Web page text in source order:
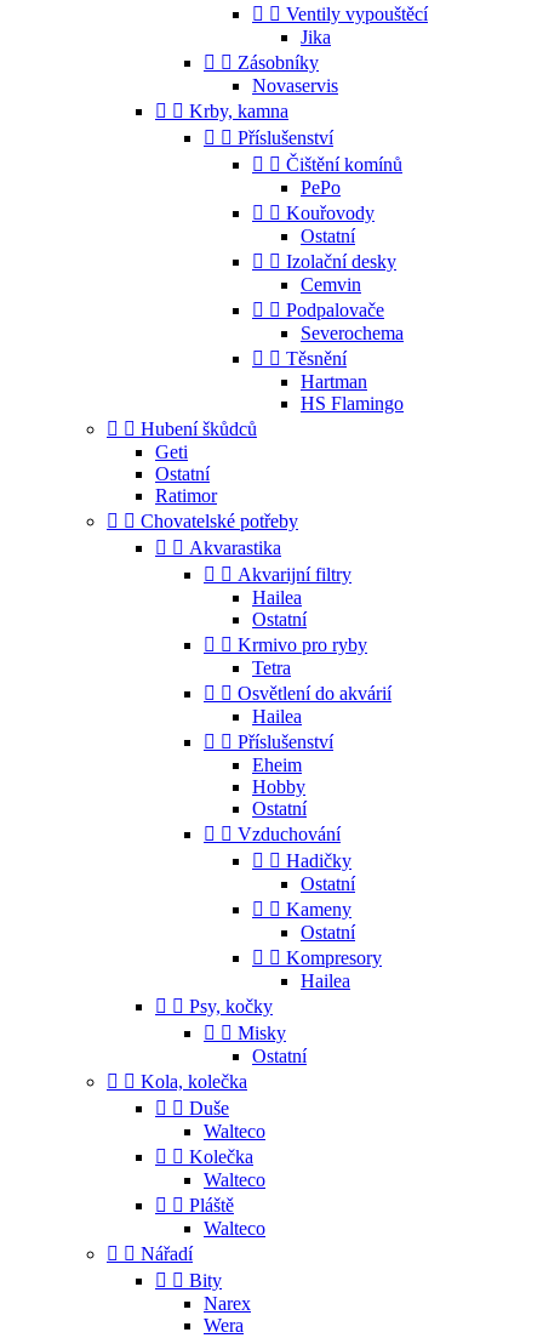
  Ventily vypouštěcí
Jika
  Zásobníky
Novaservis
  Krby, kamna
  Příslušenství
  Čištění komínů
PePo
  Kouřovody
Ostatní
  Izolační desky
Cemvin
  Podpalovače
Severochema
  Těsnění
Hartman
HS Flamingo
  Hubení škůdců
Geti
Ostatní
Ratimor
  Chovatelské potřeby
  Akvarastika
  Akvarijní filtry
Hailea
Ostatní
  Krmivo pro ryby
Tetra
  Osvětlení do akvárií
Hailea
  Příslušenství
Eheim
Hobby
Ostatní
  Vzduchování
  Hadičky
Ostatní
  Kameny
Ostatní
  Kompresory
Hailea
  Psy, kočky
  Misky
Ostatní
  Kola, kolečka
  Duše
Walteco
  Kolečka
Walteco
  Pláště
Walteco
  Nářadí
  Bity
Narex
Wera